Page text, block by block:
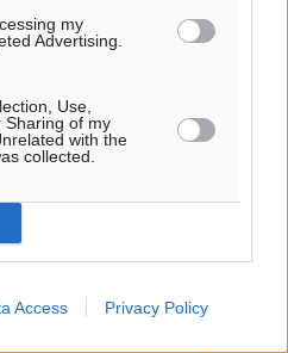
my
Advertising.
Use,
Sharing of my
with the
collected.
Access Privacy Policy